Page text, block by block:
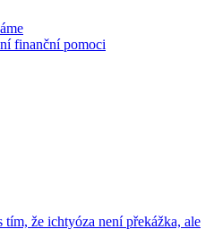
finanční pomoci
že ichtyóza není překážka, ale